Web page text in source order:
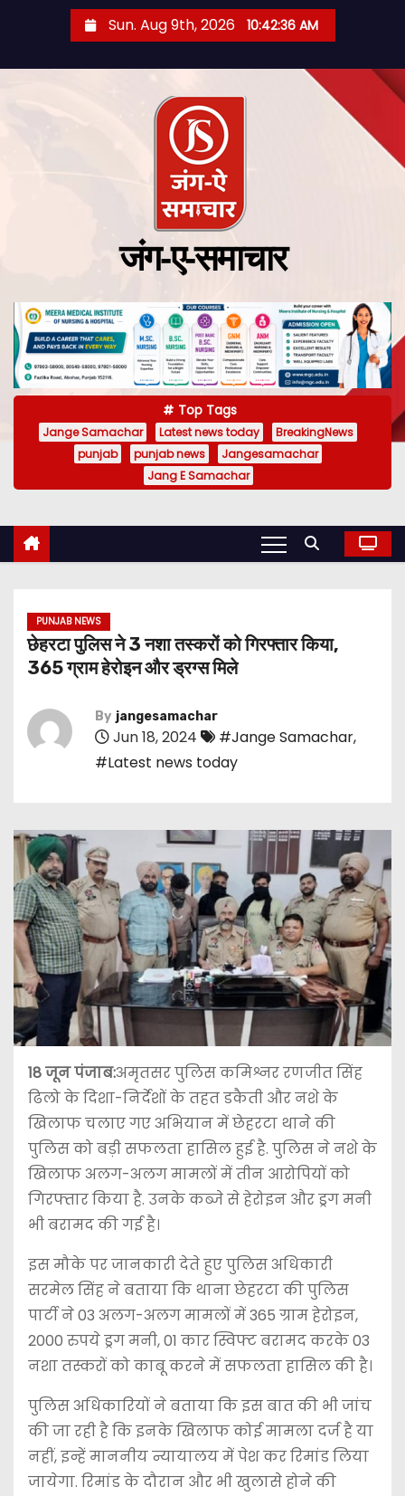
Sun. Aug 9th, 2026 10:42:37 AM
जंग-ए-समाचार
Top Tags
Jange Samachar Latest news today
BreakingNews
punjab
punjab news
Jangesamachar
Jang E Samachar
PUNJAB NEWS
छेहरटा पुलिस ने 3 नशा तस्करों को गिरफ्तार किया,
365 ग्राम हेरोइन और ड्रग्स मिले
By jangesamachar
Jun 18, 2024 #Jange Samachar,
#Latest news today
18 जून पंजाब:अमृतसर पुलिस कमिश्नर रणजीत सिंह
ढिलो के दिशा-निर्देशों के तहत डकैती और नशे के
खिलाफ चलाए गए अभियान में छेहरटा थाने की
पुलिस को बड़ी सफलता हासिल हुई है. पुलिस ने नशे के
खिलाफ अलग-अलग मामलों में तीन आरोपियों को
गिरफ्तार किया है. उनके कब्जे से हेरोइन और ड्रग मनी
भी बरामद की गई है।
इस मौके पर जानकारी देते हुए पुलिस अधिकारी
सरमेल सिंह ने बताया कि थाना छेहरटा की पुलिस
पार्टी ने 03 अलग-अलग मामलों में 365 ग्राम हेरोइन,
2000 रुपये ड्रग मनी, 01 कार स्विफ्ट बरामद करके 03
नशा तस्करों को काबू करने में सफलता हासिल की है।
पुलिस अधिकारियों ने बताया कि इस बात की भी जांच
की जा रही है कि इनके खिलाफ कोई मामला दर्ज है या
नहीं, इन्हें माननीय न्यायालय में पेश कर रिमांड लिया
जायेगा. रिमांड के दौरान और भी खुलासे होने की